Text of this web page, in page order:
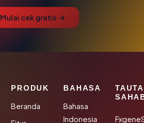
Mulai cek gratis →
PRODUK
Beranda
BAHASA
Bahasa
Indonesia